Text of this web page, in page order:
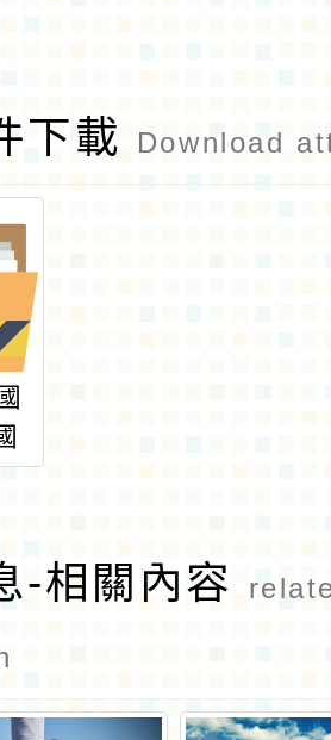
下載 Download
-相關內容